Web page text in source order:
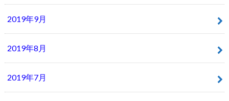
2019年9月
2019年8月
2019年7月